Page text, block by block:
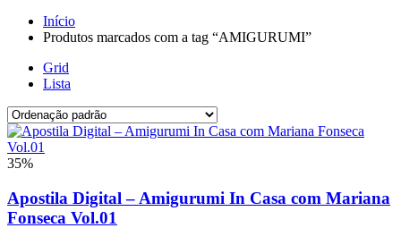
Início
Produtos marcados com a tag “AMIGURUMI”
Grid
Lista
35%
Apostila Digital – Amigurumi In Casa com Mariana
Fonseca Vol.01